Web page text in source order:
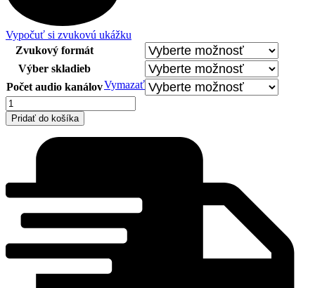
Vypočuť si zvukovú ukážku
Zvukový formát
Výber skladieb
Počet audio kanálovVymazať
množstvo
Schoenberg
Variations
Evgeny
Pridať do košíka